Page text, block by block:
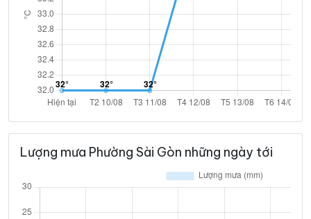
Lượng mưa Phường Sài Gòn những ngày tới